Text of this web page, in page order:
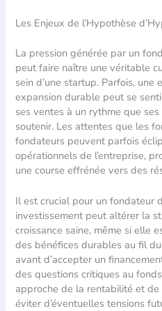
Les Enjeux de l’Hypothèse
La pression générée par un
peut faire naître une véritable
sein d’une startup. Parfois, une
expansion durable peut se
ses ventes à un rythme que
soutenir. Les attentes que les
fondateurs peuvent parfois
opérationnels de l’entreprise,
une course effrénée vers des
Il est crucial pour un fondateur
investissement peut altérer la
croissance saine, même si elle
des bénéfices durables au fil
avant d’accepter un
des questions critiques au
approche de la rentabilité et
éviter d’éventuelles tensions